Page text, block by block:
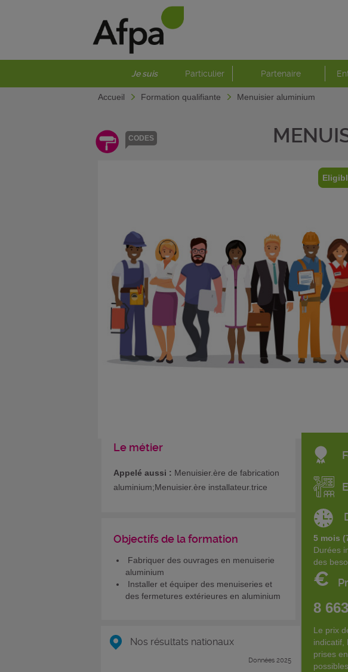
Je suis Particulier Partenaire
Accueil Formation qualifiante Menuisier aluminium
CODES
Le métier
Appelé aussi : Menuisier.ère de fabrication
aluminium;Menuisier.ère installateur.trice
Objectifs de la formation
Fabriquer des ouvrages en menuiserie
aluminium
Installer et équiper des menuiseries et
des fermetures extérieures en aluminium
Nos résultats nationaux
Données 2025
5 mois
Durées
des
€
8
Le prix
indicatif,
prises